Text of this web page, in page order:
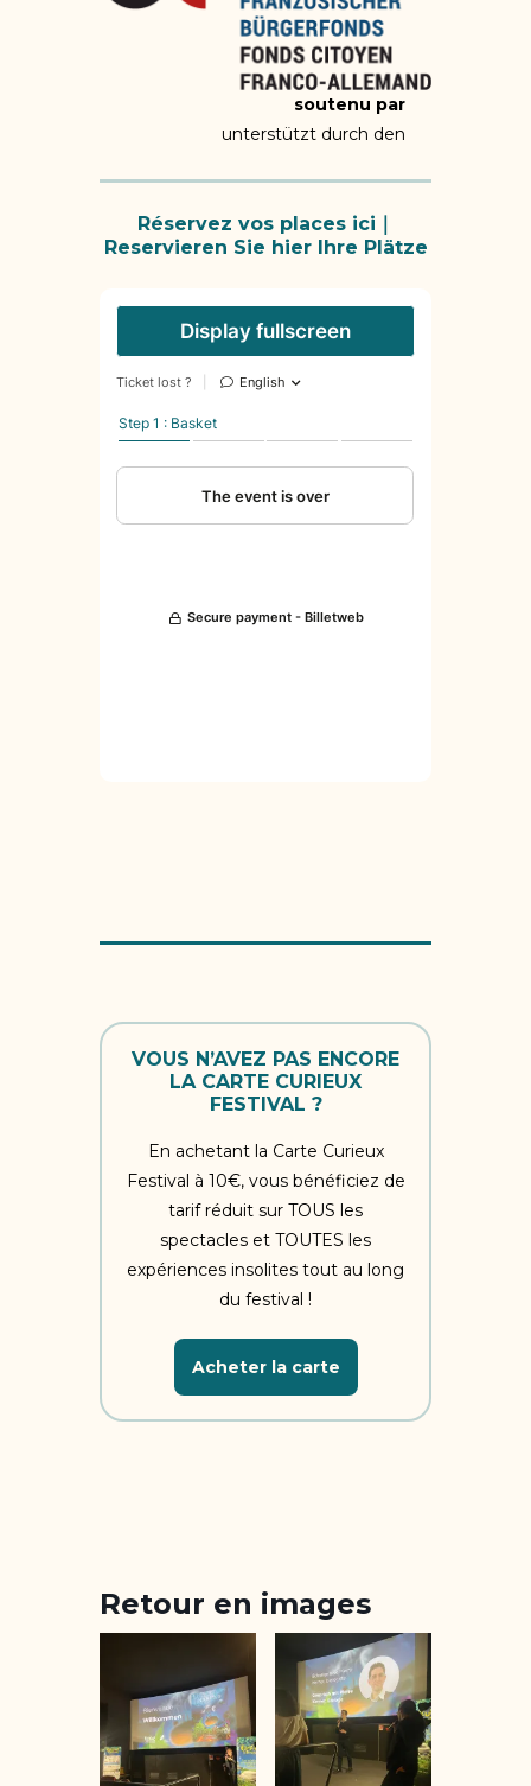
soutenu par
unterstützt durch den
Réservez vos places ici
Reservieren Sie hier Ihre Plätze
VOUS N’AVEZ PAS ENCORE
LA CARTE CURIEUX
FESTIVAL ?
En achetant la Carte Curieux
Festival à 10€, vous bénéficiez de
tarif réduit sur TOUS les
spectacles et TOUTES les
expériences insolites tout au long
du festival !
Acheter la carte
Retour en images